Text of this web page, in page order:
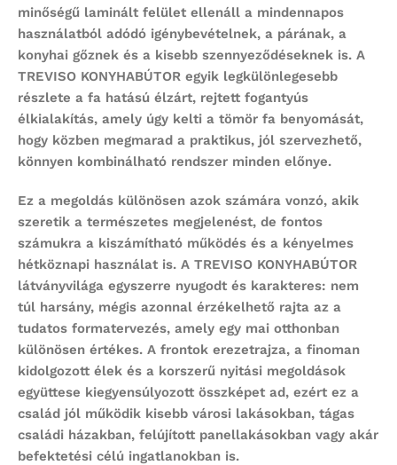
minőségű laminált felület ellenáll a mindennapos
használatból adódó igénybevételnek, a párának, a
konyhai gőznek és a kisebb szennyeződéseknek is. A
TREVISO KONYHABÚTOR egyik legkülönlegesebb
részlete a fa hatású élzárt, rejtett fogantyús
élkialakítás, amely úgy kelti a tömör fa benyomását,
hogy közben megmarad a praktikus, jól szervezhető,
könnyen kombinálható rendszer minden előnye.
Ez a megoldás különösen azok számára vonzó, akik
szeretik a természetes megjelenést, de fontos
számukra a kiszámítható működés és a kényelmes
hétköznapi használat is. A TREVISO KONYHABÚTOR
látványvilága egyszerre nyugodt és karakteres: nem
túl harsány, mégis azonnal érzékelhető rajta az a
tudatos formatervezés, amely egy mai otthonban
különösen értékes. A frontok erezetrajza, a finoman
kidolgozott élek és a korszerű nyitási megoldások
együttese kiegyensúlyozott összképet ad, ezért ez a
család jól működik kisebb városi lakásokban, tágas
családi házakban, felújított panellakásokban vagy akár
befektetési célú ingatlanokban is.